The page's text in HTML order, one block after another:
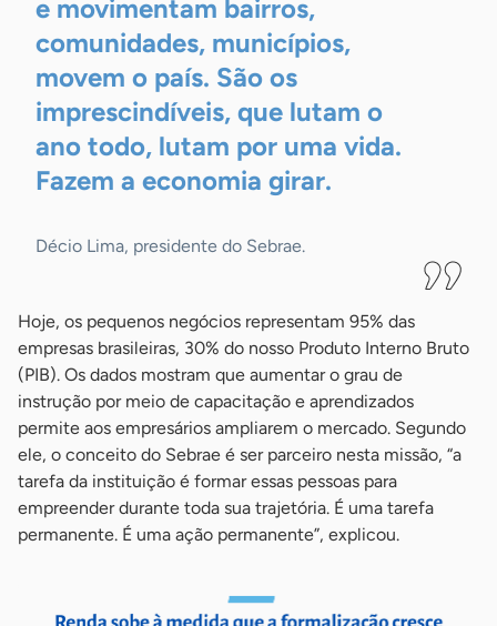
e movimentam bairros,
comunidades, municípios,
movem o país. São os
imprescindíveis, que lutam o
ano todo, lutam por uma vida.
Fazem a economia girar.
Décio Lima, presidente do Sebrae.
Hoje, os pequenos negócios representam 95% das
empresas brasileiras, 30% do nosso Produto Interno Bruto
(PIB). Os dados mostram que aumentar o grau de
instrução por meio de capacitação e aprendizados
permite aos empresários ampliarem o mercado. Segundo
ele, o conceito do Sebrae é ser parceiro nesta missão, “a
tarefa da instituição é formar essas pessoas para
empreender durante toda sua trajetória. É uma tarefa
permanente. É uma ação permanente”, explicou.